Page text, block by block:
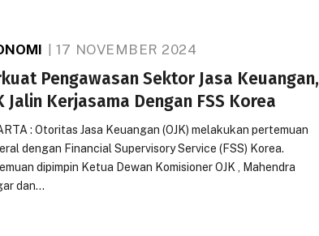
17 NOVEMBER 2024
Pengawasan Sektor Jasa Keuangan,
Jalin Kerjasama Dengan FSS Korea
: Otoritas Jasa Keuangan (OJK) melakukan pertemuan
dengan Financial Supervisory Service (FSS) Korea.
dipimpin Ketua Dewan Komisioner OJK , Mahendra
dan…